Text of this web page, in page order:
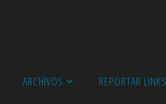
ARCHIVOS REPORTAR LINKS